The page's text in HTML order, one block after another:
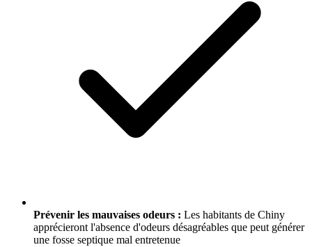
Prévenir les mauvaises odeurs : Les habitants de Chiny
apprécieront l'absence d'odeurs désagréables que peut générer
une fosse septique mal entretenue